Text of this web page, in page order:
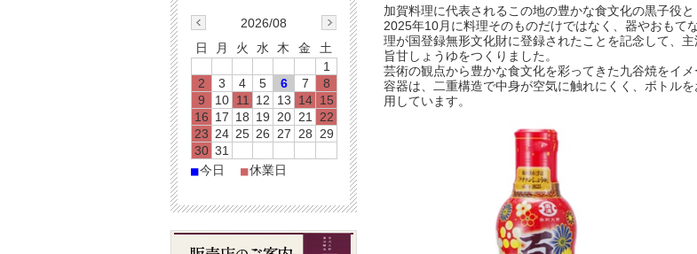
加賀料理に代表されるこの地の豊かな食文化の黒子役
2025年10月に料理そのものだけではなく、器やおもて
理が国登録無形文化財に登録されたことを記念して、
旨甘しょうゆをつくりました。
芸術の観点から豊かな食文化を彩ってきた九谷焼をイ
容器は、二重構造で中身が空気に触れにくく、ボトル
用しています。
2026/08
日
月 火 水 木 金
土
1
2
3 4 5 6 7
8
9
10 11 12 13 14 15
16 17 18 19 20 21
22
23 24 25 26 27 28
29
30 31
■今日 ■休業日